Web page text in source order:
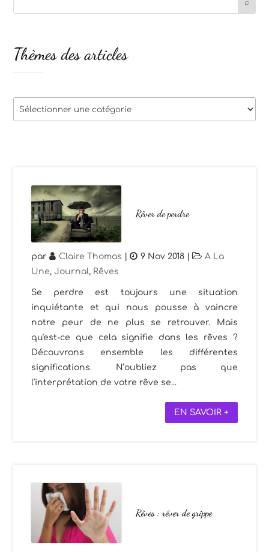
Rêver de perdre
par Claire Thomas | 9 Nov 2018
A La
Une,Journal, Rêves
Se perdre est toujours une situation
inquiétante et qui nous pousse à vaincre
notre peur de ne plus se retrouver. Mais
qu'est-ce que cela signifie dans les rêves ?
Découvrons ensemble les différentes
significations. N’oubliez pas que
l’interprétation de votre rêve se...
EN SAVOIR +
Rêves : rêver de grippe
Thèmes des articles
Thèmes
des